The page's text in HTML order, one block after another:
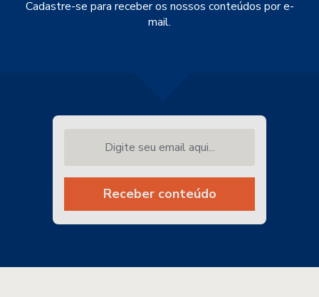
Cadastre-se para receber os nossos conteúdos por e-
mail.
Receber conteúdo